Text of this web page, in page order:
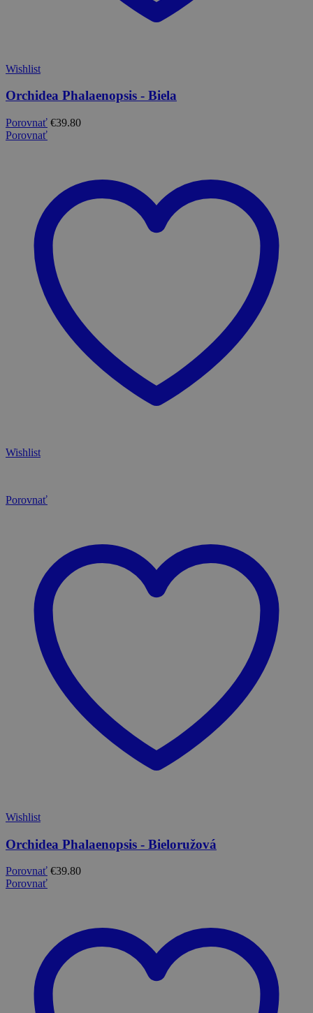
Wishlist
Orchidea Phalaenopsis - Biela
Porovnať €39.80
Porovnať
Wishlist
Porovnať
Wishlist
Orchidea Phalaenopsis - Bieloružová
Porovnať €39.80
Porovnať